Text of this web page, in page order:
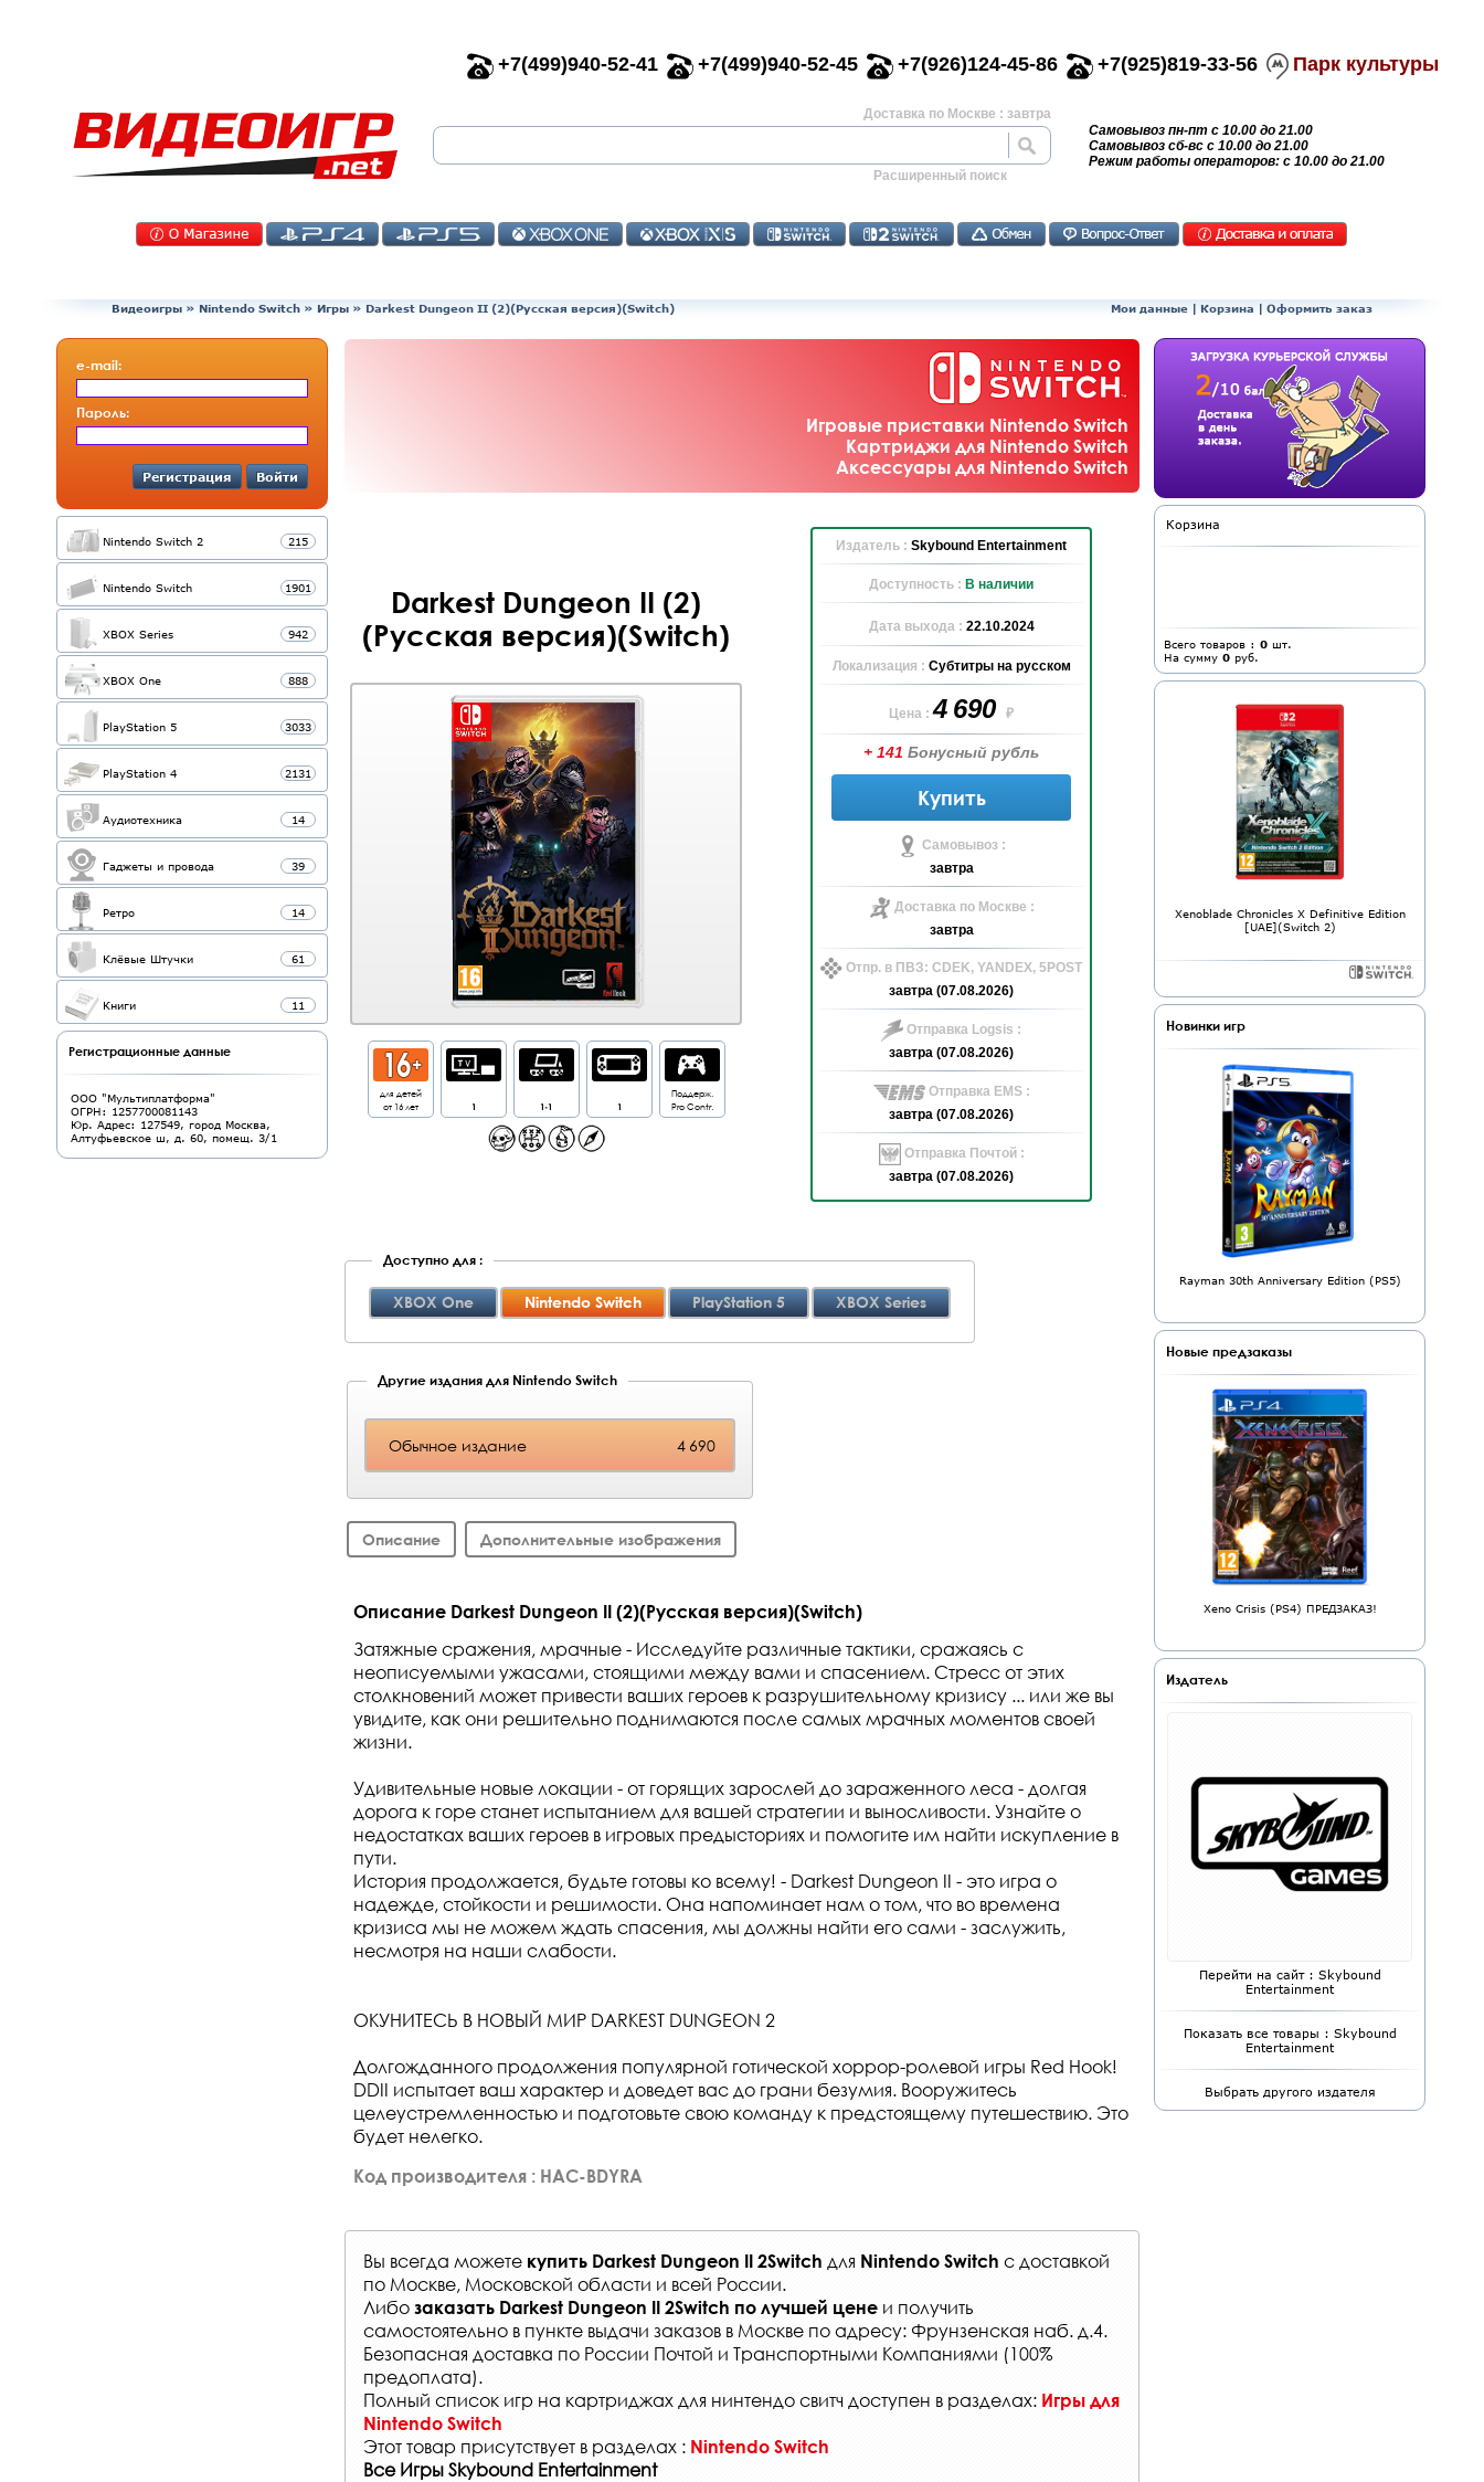
+7(499)940-52-41 +7(499)940-52-45 +7(926)124-45-86 +7(925)819-33-56 Парк культуры
Доставка по Москве : завтра
Расширенный поиск
Самовывоз пн-пт с 10.00 до 21.00
Самовывоз сб-вс с 10.00 до 21.00
Режим работы операторов: с 10.00 до 21.00
Видеоигры » Nintendo Switch » Игры » Darkest Dungeon II (2)(Русская версия)(Switch) Мои данные | Корзина | Оформить заказ
e-mail:
Пароль:
Регистрация Войти
Nintendo Switch 2 215
Nintendo Switch 1901
XBOX Series 942
XBOX One 888
PlayStation 5 3033
PlayStation 4 2131
Аудиотехника 14
Гаджеты и провода 39
Ретро 14
Клёвые Штучки 61
Книги 11
Регистрационные данные
ООО "Мультиплатформа"
ОГРН: 1257700081143
Юр. Адрес: 127549, город Москва,
Алтуфьевское ш, д. 60, помещ. 3/1
Игровые приставки Nintendo Switch
Картриджи для Nintendo Switch
Аксессуары для Nintendo Switch
Darkest Dungeon II (2)
(Русская версия)(Switch)
для детей
от 16 лет
1 1-1 1
Поддерж.
Pro Contr.
Издатель : Skybound Entertainment
Доступность : В наличии
Дата выхода : 22.10.2024
Локализация : Субтитры на русском
Цена :4 690 ₽
+ 141 Бонусный рубль
Купить
Самовывоз :
завтра
Доставка по Москве :
завтра
Отпр. в ПВЗ: CDEK, YANDEX, 5POST
завтра (07.08.2026)
Отправка Logsis :
завтра (07.08.2026)
Отправка EMS :
завтра (07.08.2026)
Отправка Почтой :
завтра (07.08.2026)
Доступно для :
XBOX One Nintendo Switch PlayStation 5 XBOX Series
Другие издания для Nintendo Switch
Обычное издание 4 690
Описание Дополнительные изображения
Описание Darkest Dungeon II (2)(Русская версия)(Switch)
Затяжные сражения, мрачные - Исследуйте различные тактики, сражаясь с
неописуемыми ужасами, стоящими между вами и спасением. Стресс от этих
столкновений может привести ваших героев к разрушительному кризису ... или же вы
увидите, как они решительно поднимаются после самых мрачных моментов своей
жизни.
Удивительные новые локации - от горящих зарослей до зараженного леса - долгая
дорога к горе станет испытанием для вашей стратегии и выносливости. Узнайте о
недостатках ваших героев в игровых предысториях и помогите им найти искупление в
пути.
История продолжается, будьте готовы ко всему! - Darkest Dungeon II - это игра о
надежде, стойкости и решимости. Она напоминает нам о том, что во времена
кризиса мы не можем ждать спасения, мы должны найти его сами - заслужить,
несмотря на наши слабости.
ОКУНИТЕСЬ В НОВЫЙ МИР DARKEST DUNGEON 2
Долгожданного продолжения популярной готической хоррор-ролевой игры Red Hook!
DDII испытает ваш характер и доведет вас до грани безумия. Вооружитесь
целеустремленностью и подготовьте свою команду к предстоящему путешествию. Это
будет нелегко.
Код производителя : HAC-BDYRA
Вы всегда можете купить Darkest Dungeon II 2Switch для Nintendo Switch с доставкой
по Москве, Московской области и всей России.
Либо заказать Darkest Dungeon II 2Switch по лучшей цене и получить
самостоятельно в пункте выдачи заказов в Москве по адресу: Фрунзенская наб. д.4.
Безопасная доставка по России Почтой и Транспортными Компаниями (100%
предоплата).
Полный список игр на картриджах для нинтендо свитч доступен в разделах: Игры для
Nintendo Switch
Этот товар присутствует в разделах : Nintendo Switch
Все Игры Skybound Entertainment
Корзина
Всего товаров : 0 шт.
На сумму 0 руб.
Xenoblade Chronicles X Definitive Edition
[UAE](Switch 2)
Новинки игр
Rayman 30th Anniversary Edition (PS5)
Новые предзаказы
Xeno Crisis (PS4) ПРЕДЗАКАЗ!
Издатель
Перейти на сайт : Skybound
Entertainment
Показать все товары : Skybound
Entertainment
Выбрать другого издателя